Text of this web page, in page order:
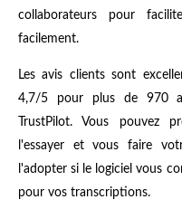
collaborateurs pour
facilement.
Les avis clients sont
4,7/5 pour plus de 970
TrustPilot. Vous pouvez
l'essayer et vous faire
l'adopter si le logiciel vous
pour vos transcriptions.